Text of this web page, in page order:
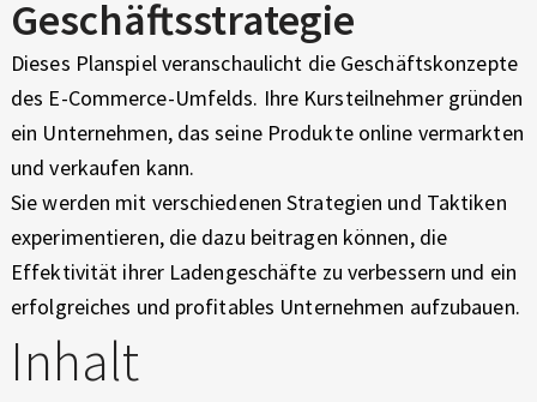
T
O
U
H
P
E
E
R
C
E
G
E
S
C
Geschäftsstrategie
Dieses Planspiel veranschaulicht die Geschäftskonzepte
des E-Commerce-Umfelds. Ihre Kursteilnehmer gründen
ein Unternehmen, das seine Produkte online vermarkten
und verkaufen kann.
Sie werden mit verschiedenen Strategien und Taktiken
experimentieren, die dazu beitragen können, die
Effektivität ihrer Ladengeschäfte zu verbessern und ein
erfolgreiches und profitables Unternehmen aufzubauen.
Inhalt